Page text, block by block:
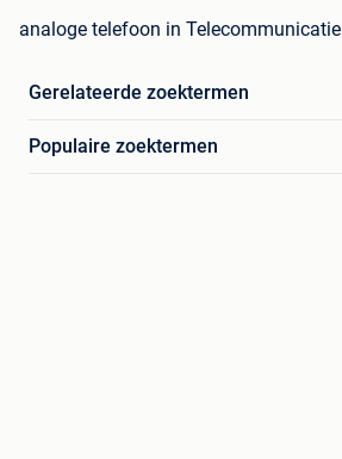
analoge telefoon in Telecommunicatie
Gerelateerde zoektermen
Populaire zoektermen